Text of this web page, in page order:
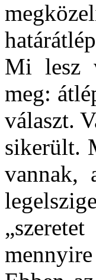
Mi lesz
meg:
választ.
sikerült.
vannak,